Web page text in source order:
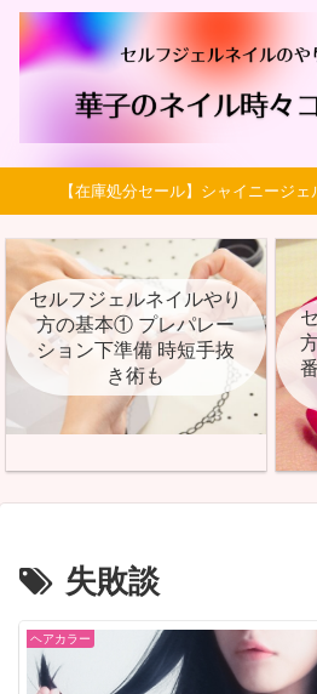
【在庫処分セール】シャイニージ
セルフジェルネイルやり
方の基本① プレパレー
ション下準備 時短手抜
き術も
失敗談
ヘアカラー